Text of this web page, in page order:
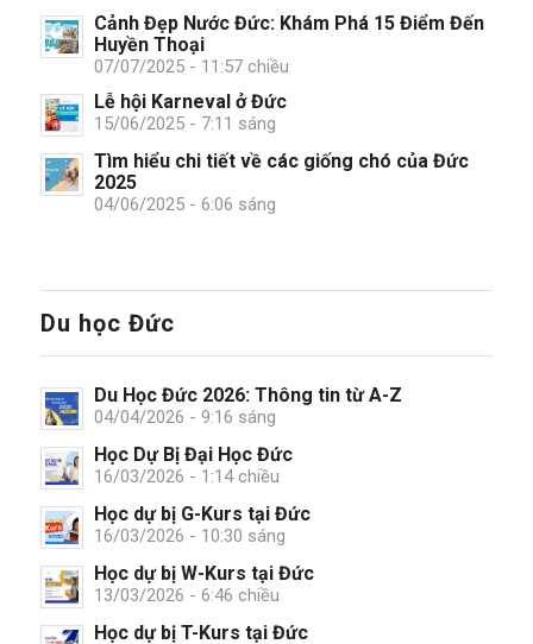
Cảnh Đẹp Nước Đức: Khám Phá 15 Điểm Đến
Huyền Thoại
07/07/2025 - 11:57 chiều
Lễ hội Karneval ở Đức
15/06/2025 - 7:11 sáng
Tìm hiểu chi tiết về các giống chó của Đức
2025
04/06/2025 - 6:06 sáng
Du học Đức
Du Học Đức 2026: Thông tin từ A-Z
04/04/2026 - 9:16 sáng
Học Dự Bị Đại Học Đức
16/03/2026 - 1:14 chiều
Học dự bị G-Kurs tại Đức
16/03/2026 - 10:30 sáng
Học dự bị W-Kurs tại Đức
13/03/2026 - 6:46 chiều
Học dự bị T-Kurs tại Đức